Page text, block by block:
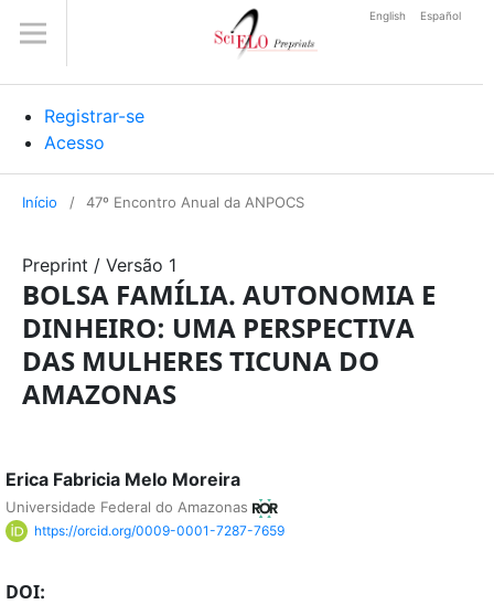
Registrar-se
Acesso
English Español
Início / 47º Encontro Anual da ANPOCS
Preprint / Versão 1
BOLSA FAMÍLIA. AUTONOMIA E
DINHEIRO: UMA PERSPECTIVA
DAS MULHERES TICUNA DO
AMAZONAS
Erica Fabricia Melo Moreira
Universidade Federal do Amazonas
https://orcid.org/0009-0001-7287-7659
DOI: